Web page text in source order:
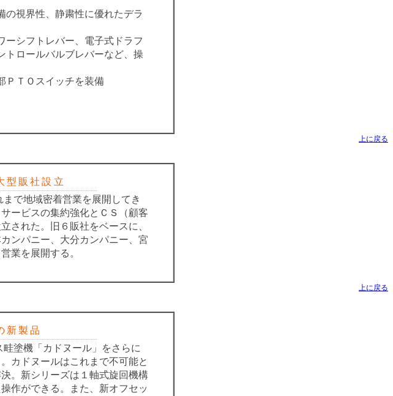
の視界性、静粛性に優れたデラ
ーシフトレバー、電子式ドラフ
トロールバルブレバーなど、操
ＰＴＯスイッチを装備
上に戻る
販社設立
で地域密着営業を展開してき
ービスの集約強化とＣＳ（顧客
された。旧６販社をベースに、
ンパニー、大分カンパニー、宮
業を展開する。
上に戻る
新製品
塗機「カドヌール」をさらに
カドヌールはこれまで不可能と
。新シリーズは１軸式旋回機構
作ができる。また、新オフセッ